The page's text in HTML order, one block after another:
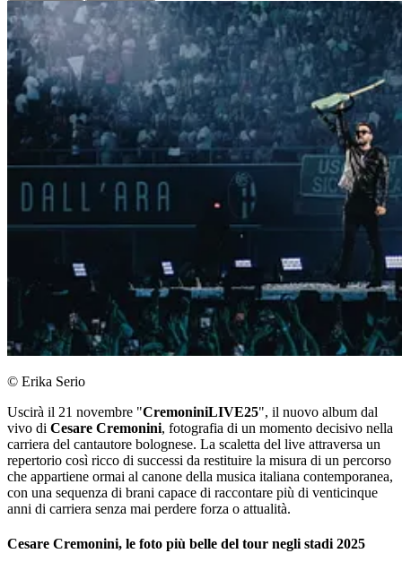
© Erika Serio
Uscirà il 21 novembre "CremoniniLIVE25", il nuovo album dal
vivo di Cesare Cremonini, fotografia di un momento decisivo nella
carriera del cantautore bolognese. La scaletta del live attraversa un
repertorio così ricco di successi da restituire la misura di un percorso
che appartiene ormai al canone della musica italiana contemporanea,
con una sequenza di brani capace di raccontare più di venticinque
anni di carriera senza mai perdere forza o attualità.
Cesare Cremonini, le foto più belle del tour negli stadi 2025